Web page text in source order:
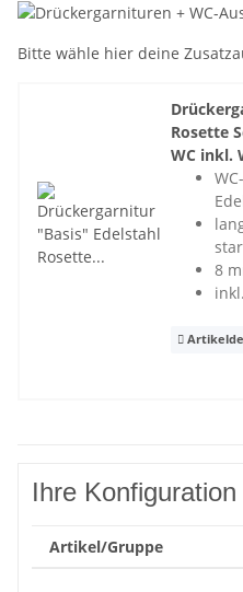
Bitte wähle hier deine
Rosette
WC inkl.
8
Ihre Konfiguration
Artikel/Gruppe